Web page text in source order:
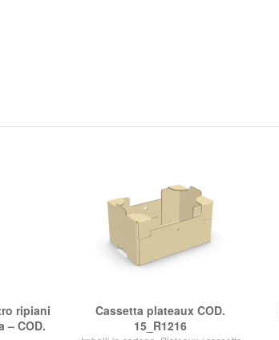
ripiani
– COD.
Cassetta plateaux COD.
15_R1216